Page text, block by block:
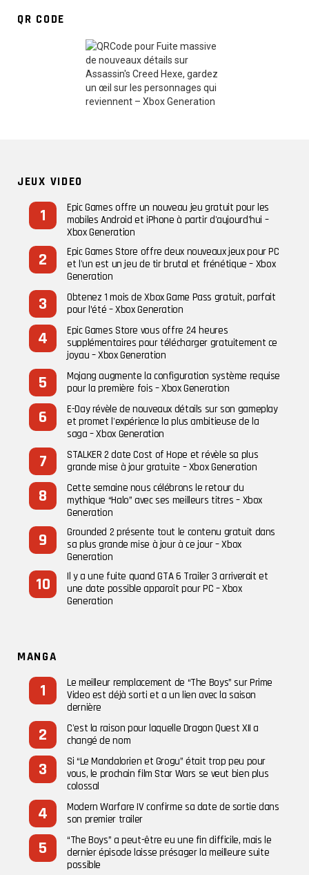
QR CODE
JEUX VIDEO
Epic Games offre un nouveau jeu gratuit pour les
mobiles Android et iPhone à partir d'aujourd'hui –
Xbox Generation
Epic Games Store offre deux nouveaux jeux pour PC
et l'un est un jeu de tir brutal et frénétique – Xbox
Generation
Obtenez 1 mois de Xbox Game Pass gratuit, parfait
pour l’été – Xbox Generation
Epic Games Store vous offre 24 heures
supplémentaires pour télécharger gratuitement ce
joyau – Xbox Generation
Mojang augmente la configuration système requise
pour la première fois – Xbox Generation
E-Day révèle de nouveaux détails sur son gameplay
et promet l'expérience la plus ambitieuse de la
saga – Xbox Generation
STALKER 2 date Cost of Hope et révèle sa plus
grande mise à jour gratuite – Xbox Generation
Cette semaine nous célébrons le retour du
mythique “Halo” avec ses meilleurs titres – Xbox
Generation
Grounded 2 présente tout le contenu gratuit dans
sa plus grande mise à jour à ce jour – Xbox
Generation
Il y a une fuite quand GTA 6 Trailer 3 arriverait et
une date possible apparaît pour PC – Xbox
Generation
MANGA
Le meilleur remplacement de “The Boys” sur Prime
Video est déjà sorti et a un lien avec la saison
dernière
C'est la raison pour laquelle Dragon Quest XII a
changé de nom
Si “Le Mandalorien et Grogu” était trop peu pour
vous, le prochain film Star Wars se veut bien plus
colossal
Modern Warfare IV confirme sa date de sortie dans
son premier trailer
“The Boys” a peut-être eu une fin difficile, mais le
dernier épisode laisse présager la meilleure suite
possible